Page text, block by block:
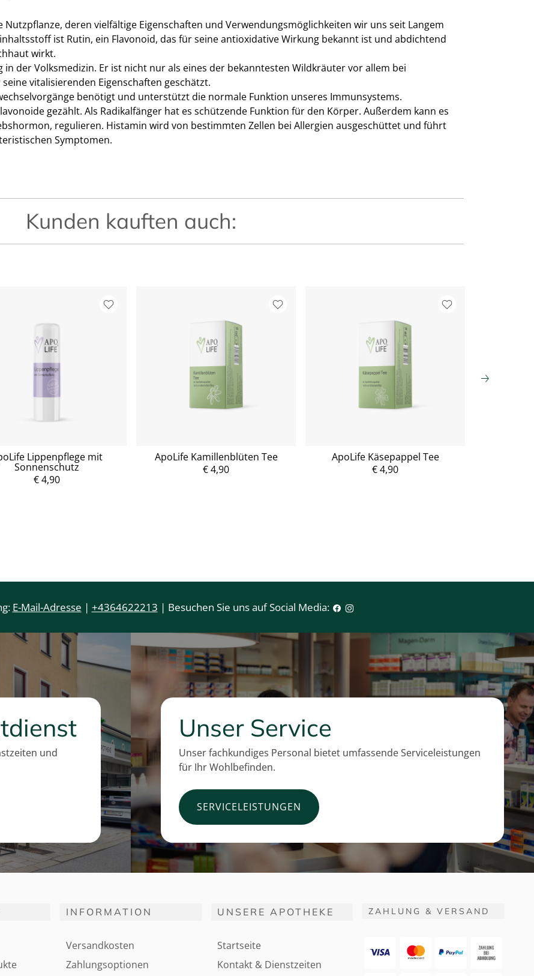
deren vielfältige Eigenschaften und Verwendungsmöglichkeiten wir uns seit Langem
ist Rutin, ein Flavonoid, das für seine antioxidative Wirkung bekannt ist und abdichtend
wirkt.
der Volksmedizin. Er ist nicht nur als eines der bekanntesten Wildkräuter vor allem bei
vitalisierenden Eigenschaften geschätzt.
benötigt und unterstützt die normale Funktion unseres Immunsystems.
gezählt. Als Radikalfänger hat es schützende Funktion für den Körper. Außerdem kann es
regulieren. Histamin wird von bestimmten Zellen bei Allergien ausgeschüttet und führt
Symptomen.
Kunden kauften auch:
Lippenpflege mit
Sonnenschutz
€ 4,90
ApoLife Kamillenblüten Tee
€ 4,90
ApoLife Käsepappel Tee
€ 4,90
P
P
E-Mail-Adresse | +4364622213 | Besuchen Sie uns auf Social Media:
und
Unser Service
Unser fachkundiges Personal bietet umfassende Serviceleistungen
für Ihr Wohlbefinden.
SERVICELEISTUNGEN
INFORMATION
Versandkosten
Zahlungsoptionen
UNSERE APOTHEKE
Startseite
Kontakt & Dienstzeiten
ZAHLUNG & VERSAND